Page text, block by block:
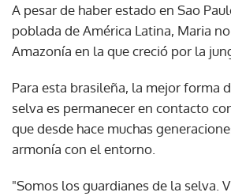
A pesar de haber estado en Sao
poblada de América Latina, Maria
Amazonía en la que creció por la
Para esta brasileña, la mejor forma
selva es permanecer en contacto
que desde hace muchas
armonía con el entorno.
"Somos los guardianes de la selva.